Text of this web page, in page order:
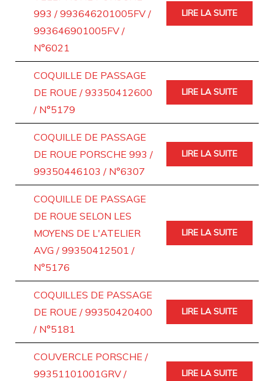
993 / 993646201005FV /
993646901005FV /
N°6021
LIRE LA SUITE
COQUILLE DE PASSAGE
DE ROUE / 93350412600
/ N°5179
LIRE LA SUITE
COQUILLE DE PASSAGE
DE ROUE PORSCHE 993 /
99350446103 / N°6307
LIRE LA SUITE
COQUILLE DE PASSAGE
DE ROUE SELON LES
MOYENS DE L'ATELIER
AVG / 99350412501 /
N°5176
LIRE LA SUITE
COQUILLES DE PASSAGE
DE ROUE / 99350420400
/ N°5181
LIRE LA SUITE
COUVERCLE PORSCHE /
99351101001GRV /
LIRE LA SUITE